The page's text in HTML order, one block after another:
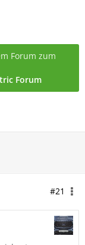
Forum zum
Forum
#21